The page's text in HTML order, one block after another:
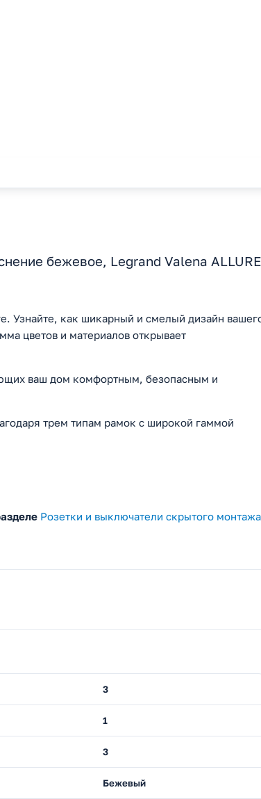
бежевое, Legrand Valena ALLURE
Узнайте, как шикарный и смелый дизайн
цветов и материалов открывает
ваш дом комфортным, безопасным и
трем типам рамок с широкой гаммой
Розетки и выключатели скрытого монтажа
3
1
3
Бежевый